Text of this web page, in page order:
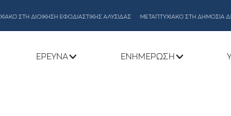
ΣΤΗ ΔΙΟΙΚΗΣΗ ΕΦΟΔΙΑΣΤΙΚΗΣ ΑΛΥΣΙΔΑΣ ΜΕΤΑΠΤΥΧΙΑΚΟ ΣΤΗ ΔΗΜΟΣΙΑ
ΕΡΕΥΝΑ ΕΝΗΜΈΡΩΣΗ